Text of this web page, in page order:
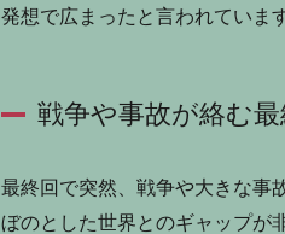
発想で広まったと言われていま
戦争や事故が絡む最
最終回で突然、戦争や大きな事
ぼのとした世界とのギャップが